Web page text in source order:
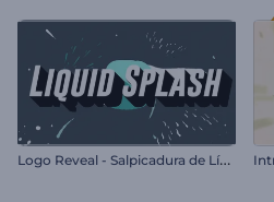
L
ogo Reveal - Salpicadura de Líquido